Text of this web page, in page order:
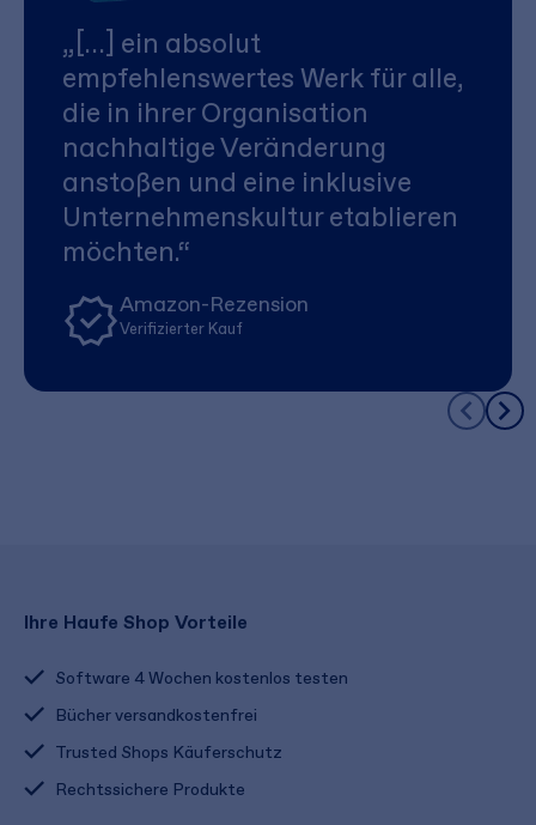
„[…] ein absolut
empfehlenswertes Werk für alle,
die in ihrer Organisation
nachhaltige Veränderung
anstoßen und eine inklusive
Unternehmenskultur etablieren
möchten.“
Amazon-Rezension
Verifizierter Kauf
Ihre Haufe Shop Vorteile
Software 4 Wochen kostenlos testen
Bücher versandkostenfrei
Trusted Shops Käuferschutz
Rechtssichere Produkte